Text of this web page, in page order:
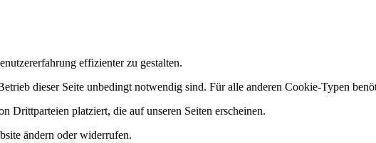
effizienter zu gestalten.
dieser Seite unbedingt notwendig sind. Für alle anderen Cookie-Typen
Drittparteien platziert, die auf unseren Seiten erscheinen.
ändern oder widerrufen.